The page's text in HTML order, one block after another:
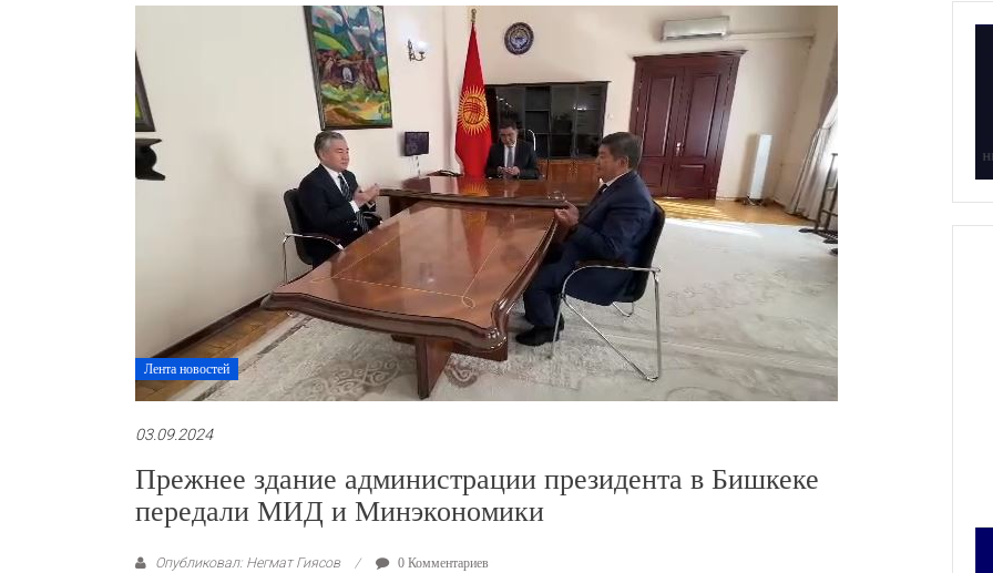
Лента новостей
03.09.2024
Прежнее здание администрации президента в Бишкеке
передали МИД и Минэкономики
Опубликовал: Негмат Гиясов 0 Комментариев